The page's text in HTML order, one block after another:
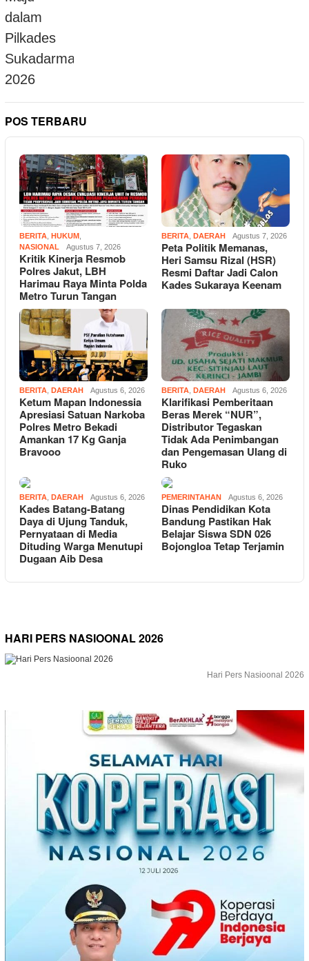
POS TERBARU
BERITA HUKUM
NASIONAL
Agustus 7, 2026
Kritik Kinerja Resmob
Polres Jakut, LBH
Harimau Raya Minta Polda
Metro Turun Tangan
BERITA DAERAH Agustus 7, 2026
Peta Politik Memanas,
Heri Samsu Rizal (HSR)
Resmi Daftar Jadi Calon
Kades Sukaraya Keenam
BERITA, DAERAH Agustus 6, 2026
Ketum Mapan Indonessia
Apresiasi Satuan Narkoba
Polres Metro Bekadi
Amankan 17 Kg Ganja
Bravooo
BERITA, DAERAH Agustus 6, 2026
Klarifikasi Pemberitaan
Beras Merek “NUR”,
Distributor Tegaskan
Tidak Ada Penimbangan
dan Pengemasan Ulang di
Ruko
BERITA, DAERAH Agustus 6, 2026
Kades Batang-Batang
Daya di Ujung Tanduk,
Pernyataan di Media
Dituding Warga Menutupi
Dugaan Aib Desa
PEMERINTAHAN Agustus 6, 2026
Dinas Pendidikan Kota
Bandung Pastikan Hak
Belajar Siswa SDN 026
Bojongloa Tetap Terjamin
HARI PERS NASIOONAL 2026
Hari Pers Nasioonal 2026